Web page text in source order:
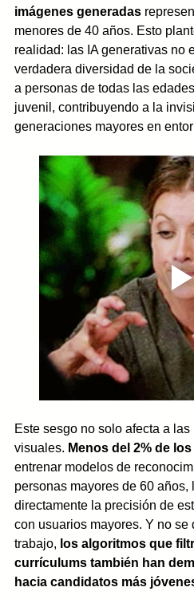
imágenes generadas
menores de 40 años. Esto
realidad: las IA generativas no
verdadera diversidad de la
a personas de todas las
juvenil, contribuyendo a la
generaciones mayores en
Este sesgo no solo afecta a
visuales. Menos del 2% de
entrenar modelos de
personas mayores de 60 años,
directamente la precisión de
con usuarios mayores. Y no
trabajo, los algoritmos que
currículums también han
hacia candidatos más